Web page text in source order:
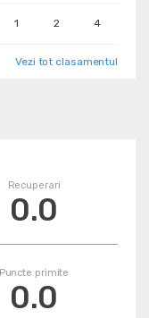
1 2 4
Vezi tot clasamentul
Recuperari
0.0
Puncte primite
0.0